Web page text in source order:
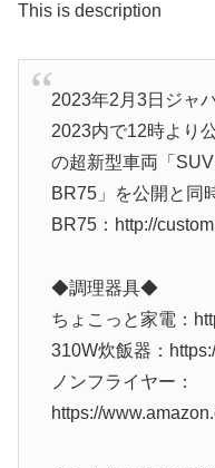
This is description
2023年2月3日ジャ
2023内で12時より
の超新型車両「
BR75」を公開と同
BR75：http://
◆調理器具◆
ちょこっと家電：
310W炊飯器：
ノンフライヤー：
https://